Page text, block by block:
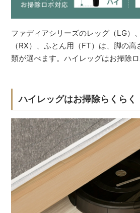
ファディアシリーズのレッグ（LG）
（RX）、ふとん用（FT）は、脚の
類が選べます。ハイレッグはお掃除ロ
ハイレッグはお掃除らくらく